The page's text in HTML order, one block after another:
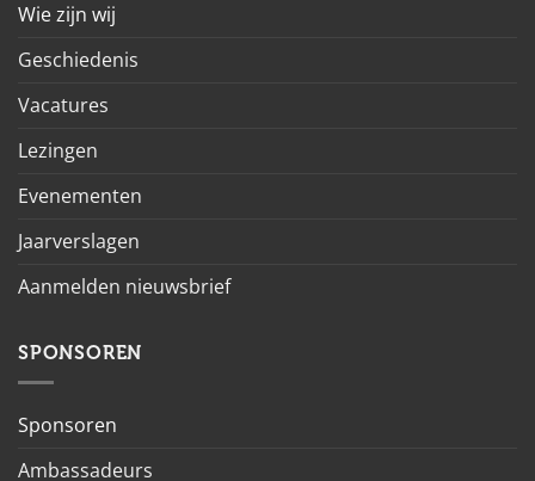
Wie zijn wij
Geschiedenis
Vacatures
Lezingen
Evenementen
Jaarverslagen
Aanmelden nieuwsbrief
SPONSOREN
Sponsoren
Ambassadeurs